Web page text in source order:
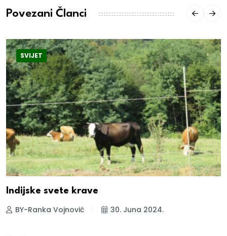
Povezani Članci
SVIJET
Indijske svete krave
BY-Ranka Vojnović 30. Juna 2024.